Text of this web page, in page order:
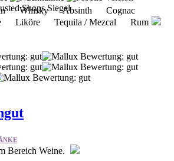
Whisky Absinth Cognac
Liköre Tequila / Mezcal Rum
Bereich Weine.